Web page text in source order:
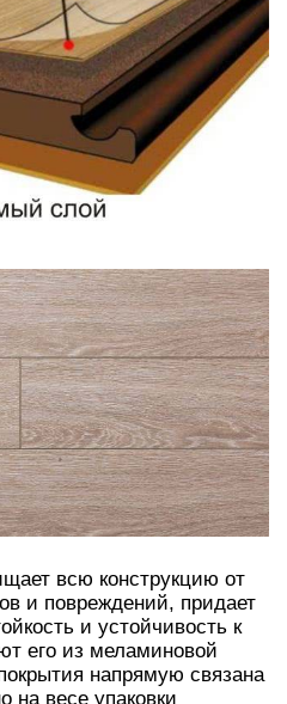
всю конструкцию от
и повреждений, придает
и устойчивость к
его из меламиновой
напрямую связана
на весе упаковки